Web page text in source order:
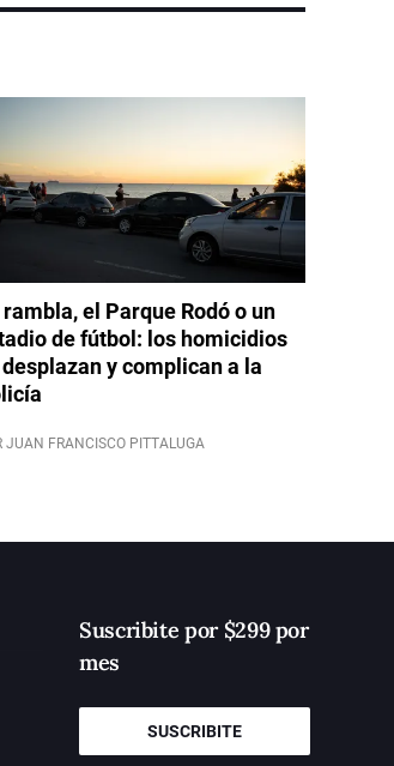
rambla, el Parque Rodó o un
de fútbol: los homicidios
y complican a la
JUAN FRANCISCO PITTALUGA
Suscribite por $299 por
mes
SUSCRIBITE